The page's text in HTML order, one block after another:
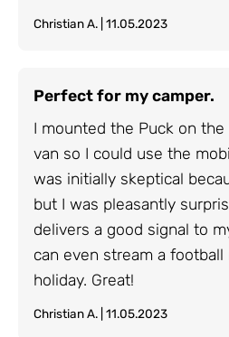
Christian A. | 11.05.2023
Perfect for my camper.
I mounted the Puck on
van so I could use the
was initially skeptical
but I was pleasantly
delivers a good signal to
can even stream a
holiday. Great!
Christian A. | 11.05.2023